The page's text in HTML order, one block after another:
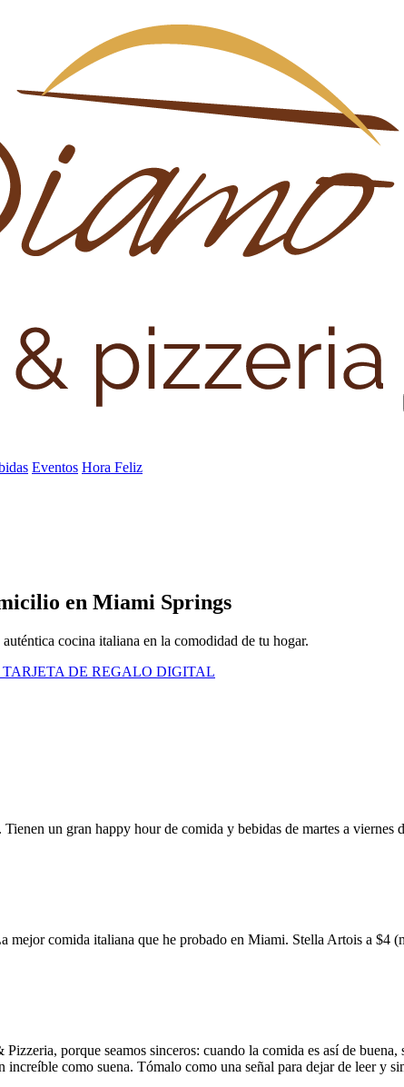
Eventos Hora Feliz
en Miami Springs
cocina italiana en la comodidad de tu hogar.
DE REGALO DIGITAL
un gran happy hour de comida y bebidas de martes a viernes
mejor comida italiana que he probado en Miami. Stella Artois a
porque seamos sinceros: cuando la comida es así de
como suena. Tómalo como una señal para dejar de leer y